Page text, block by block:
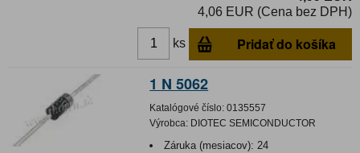
4,06 EUR (Cena bez DPH)
ks Pridať do košíka
1 N 5062
Katalógové číslo: 0135557
Výrobca: DIOTEC SEMICONDUCTOR
Záruka (mesiacov): 24